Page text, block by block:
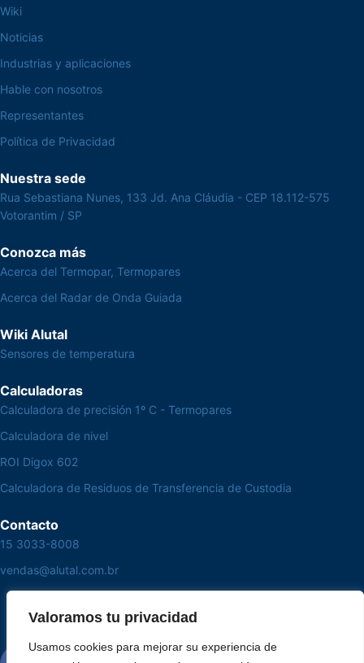
Valoramos tu privacidad
Usamos cookies para mejorar su experiencia de
Wiki
Noticias
Industrias y aplicaciones
Hable con nosotros
Representantes
Política de Privacidad
Nuestra sede
Rua Sebastiana Nunes, 133 Jd. Ana Cláudia - CEP 18.112-575
Votorantim / SP
Conozca más
Acerca del Termopar, Termopares
Acerca del Radar de Onda Guiada
Wiki Alutal
Sensores de temperatura
Calculadoras
Calculadora de precisión 1º C - Termopares
Calculadora de nivel
ROI Digox 602
Calculadora de Residuos de Transferencia de Custodia
Contacto
15 3033-8008
vendas@alutal.com.br